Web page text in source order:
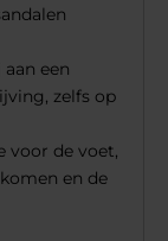
een
zelfs op
voor de voet,
en de